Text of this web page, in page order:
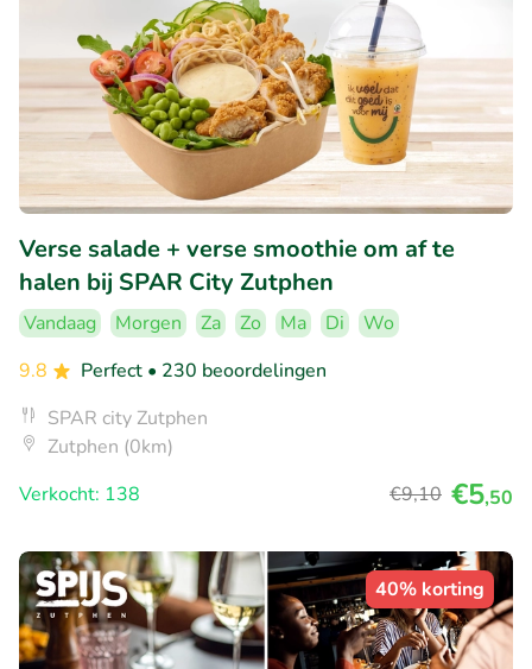
Verse salade + verse smoothie om af te
halen bij SPAR City Zutphen
Vandaag Morgen Za Zo Ma Di
Wo
9.8
Perfect • 230 beoordelingen
SPAR city Zutphen
Zutphen (0km)
Verkocht: 138
€9,10 €5,50
40% korting